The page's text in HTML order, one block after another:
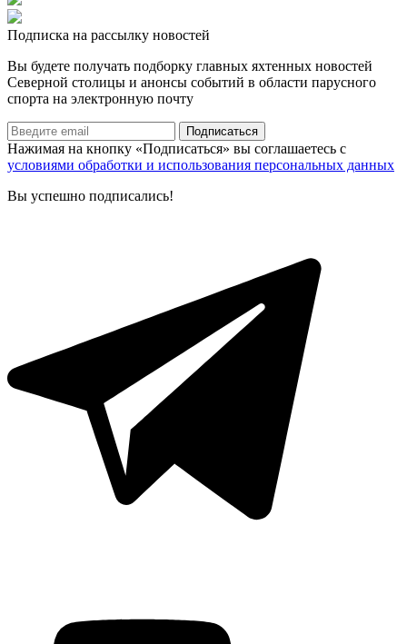
Подписка на рассылку новостей
Вы будете получать подборку главных яхтенных новостей
Северной столицы и анонсы событий в области парусного
спорта на электронную почту
Подписаться
Нажимая на кнопку «Подписаться» вы соглашаетесь с
условиями обработки и использования персональных данных
Вы успешно подписались!